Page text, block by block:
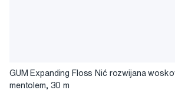
GUM Expanding Floss Nić rozwijana
mentolem, 30 m